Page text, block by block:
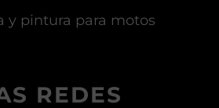
y pintura para motos
REDES